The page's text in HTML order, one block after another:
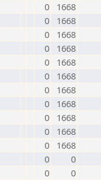
0
1668
0
1668
0
1668
0
1668
0
1668
0
1668
0
1668
0
1668
0
1668
0
1668
0
1668
0
0
0
0